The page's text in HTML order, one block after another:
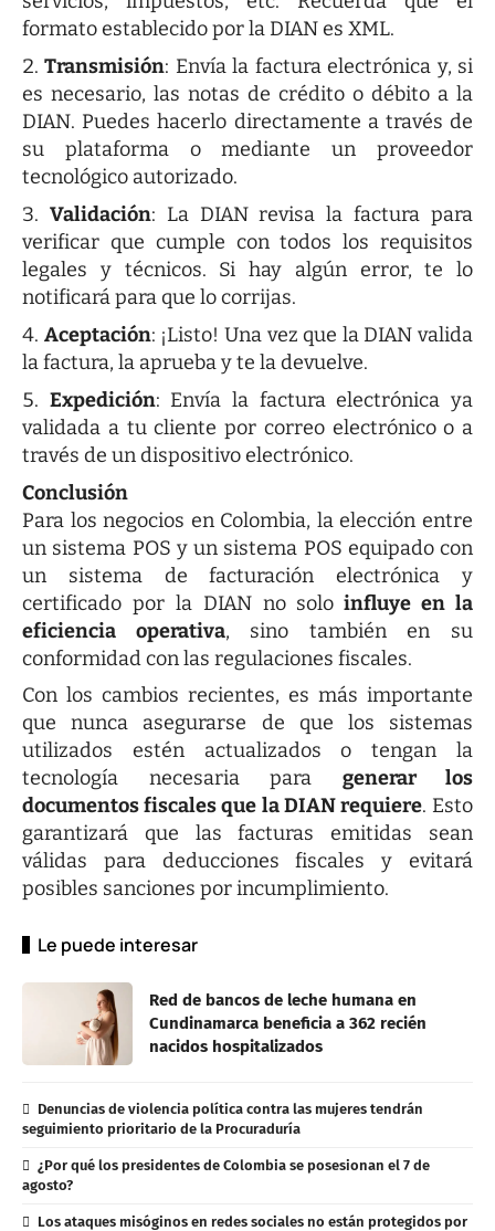
formato establecido por la DIAN es XML.
Transmisión: Envía la factura electrónica y, si
es necesario, las notas de crédito o débito a la
DIAN. Puedes hacerlo directamente a través de
su plataforma o mediante un proveedor
tecnológico autorizado.
Validación: La DIAN revisa la factura para
verificar que cumple con todos los requisitos
legales y técnicos. Si hay algún error, te lo
notificará para que lo corrijas.
Aceptación: ¡Listo! Una vez que la DIAN valida
la factura, la aprueba y te la devuelve.
Expedición: Envía la factura electrónica ya
validada a tu cliente por correo electrónico o a
través de un dispositivo electrónico.
Conclusión
Para los negocios en Colombia, la elección entre
un sistema POS y un sistema POS equipado con
un sistema de facturación electrónica y
certificado por la DIAN no solo influye en la
eficiencia operativa, sino también en su
conformidad con las regulaciones fiscales.
Con los cambios recientes, es más importante
que nunca asegurarse de que los sistemas
utilizados estén actualizados o tengan la
tecnología necesaria para generar los
documentos fiscales que la DIAN requiere. Esto
garantizará que las facturas emitidas sean
válidas para deducciones fiscales y evitará
posibles sanciones por incumplimiento.
Le puede interesar
Red de bancos de leche humana en
Cundinamarca beneficia a 362 recién
nacidos hospitalizados
Denuncias de violencia política contra las mujeres tendrán
seguimiento prioritario de la Procuraduría
¿Por qué los presidentes de Colombia se posesionan el 7 de
agosto?
Los ataques misóginos en redes sociales no están protegidos por